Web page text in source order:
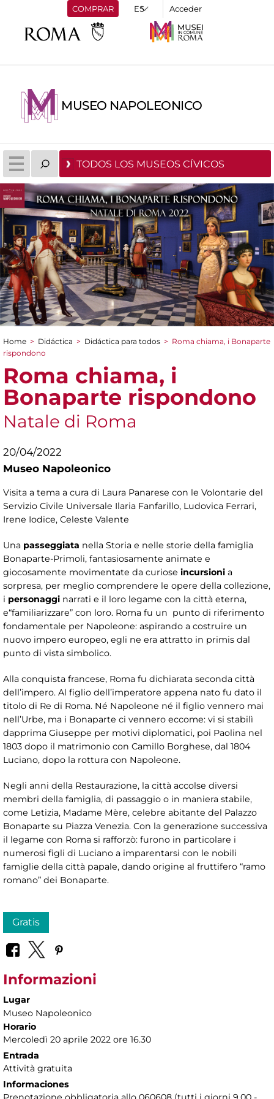
COMPRAR Acceder
MUSEO NAPOLEONICO
TODOS LOS MUSEOS CÍVICOS
You are here
Home > Didáctica > Didáctica para todos > Roma chiama, i Bonaparte
rispondono
Roma chiama, i
Bonaparte rispondono
Natale di Roma
20/04/2022
Museo Napoleonico
Visita a tema a cura di Laura Panarese con le Volontarie del
Servizio Civile Universale Ilaria Fanfarillo, Ludovica Ferrari,
Irene Iodice, Celeste Valente
Una passeggiata nella Storia e nelle storie della famiglia
Bonaparte-Primoli, fantasiosamente animate e
giocosamente movimentate da curiose incursioni a
sorpresa, per meglio comprendere le opere della collezione,
i personaggi narrati e il loro legame con la città eterna,
e“familiarizzare” con loro. Roma fu un punto di riferimento
fondamentale per Napoleone: aspirando a costruire un
nuovo impero europeo, egli ne era attratto in primis dal
punto di vista simbolico.
Alla conquista francese, Roma fu dichiarata seconda città
dell’impero. Al figlio dell’imperatore appena nato fu dato il
titolo di Re di Roma. Né Napoleone né il figlio vennero mai
nell’Urbe, ma i Bonaparte ci vennero eccome: vi si stabilì
dapprima Giuseppe per motivi diplomatici, poi Paolina nel
1803 dopo il matrimonio con Camillo Borghese, dal 1804
Luciano, dopo la rottura con Napoleone.
Negli anni della Restaurazione, la città accolse diversi
membri della famiglia, di passaggio o in maniera stabile,
come Letizia, Madame Mère, celebre abitante del Palazzo
Bonaparte su Piazza Venezia. Con la generazione successiva
il legame con Roma si rafforzò: furono in particolare i
numerosi figli di Luciano a imparentarsi con le nobili
famiglie della città papale, dando origine al fruttifero “ramo
romano” dei Bonaparte.
Gratis
Informazioni
Lugar
Museo Napoleonico
Horario
Mercoledì 20 aprile 2022 ore 16.30
Entrada
Attività gratuita
Informaciones